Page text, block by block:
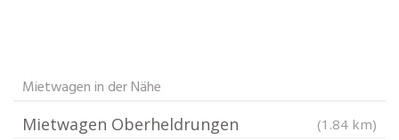
Mietwagen in der Nähe
Mietwagen Oberheldrungen (1.84 km)